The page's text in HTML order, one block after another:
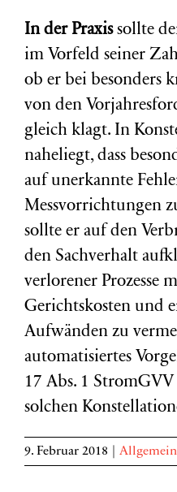
In der Praxissollte
im Vorfeld seiner
ob er bei besonders
von den
gleich klagt. In
naheliegt, dass
auf unerkannte
Messvorrichtungen
sollte er auf den
den Sachverhalt
verlorener Prozesse
Gerichtskosten und
Aufwänden zu
automatisiertes
17 Abs. 1
solchen
9. Februar 2018 Allgemein